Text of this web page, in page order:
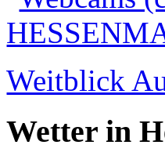
Weitblick
Wetter in